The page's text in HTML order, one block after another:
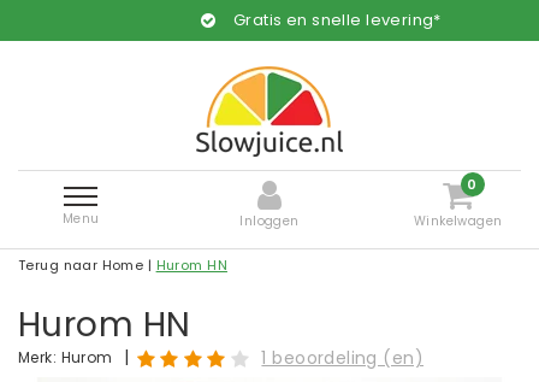
Gratis en snelle levering*
Menu Inloggen
0
Winkelwagen
Terug naar Home | Hurom HN
Hurom HN
Merk: Hurom | 1 beoordeling (en)